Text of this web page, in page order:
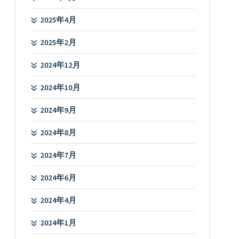
2025年4月
2025年2月
2024年12月
2024年10月
2024年9月
2024年8月
2024年7月
2024年6月
2024年4月
2024年1月